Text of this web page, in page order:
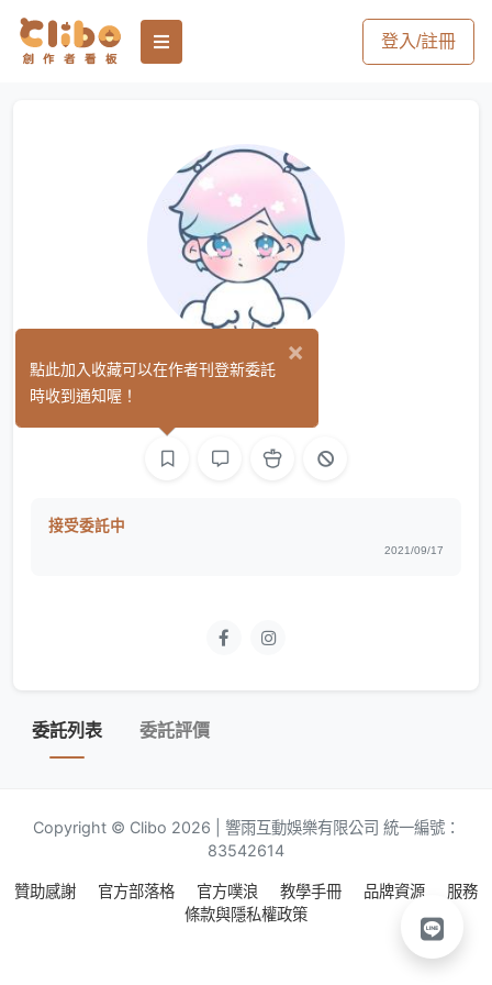
登入/註冊
ㄚ桐 (0)
接受委託中
2021/09/17
委託列表 委託評價
Copyright © Clibo 2026 | 響雨互動娛樂有限公司 統一編號：
83542614
贊助感謝 官方部落格 官方噗浪 教學手冊 品牌資源
服務
條款與隱私權政策
×
點此加入收藏可以在作者刊登新委託
時收到通知喔！